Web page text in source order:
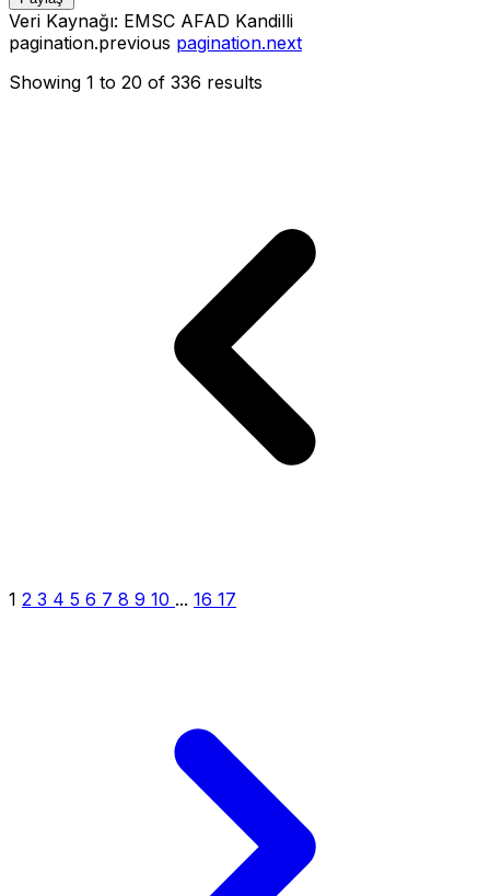
Veri Kaynağı: EMSC AFAD Kandilli
pagination.previous pagination.next
Showing 1 to 20 of 336 results
1 2 3 4 5 6 7 8 9 10 ... 16 17